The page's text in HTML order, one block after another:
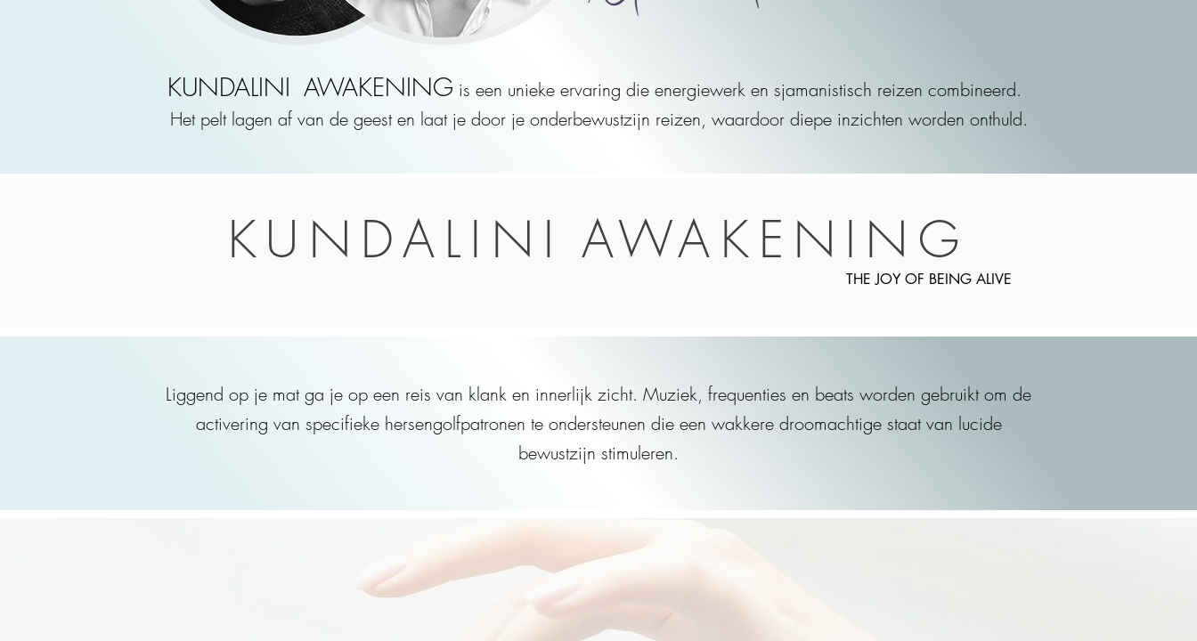
KUNDALINI AWAKENING is een unieke ervaring die energiewerk en sjamanistisch reizen combineerd.
Het pelt lagen af van de geest en laat je door je onderbewustzijn reizen, waardoor diepe inzichten worden onthuld.
KUNDALINI AWAKENING
THE JOY OF BEING ALIVE
Liggend op je mat ga je op een reis van klank en innerlijk zicht. Muziek, frequenties en beats worden gebruikt om de
activering van specifieke hersengolfpatronen te ondersteunen die een wakkere droomachtige staat van lucide
bewustzijn stimuleren.